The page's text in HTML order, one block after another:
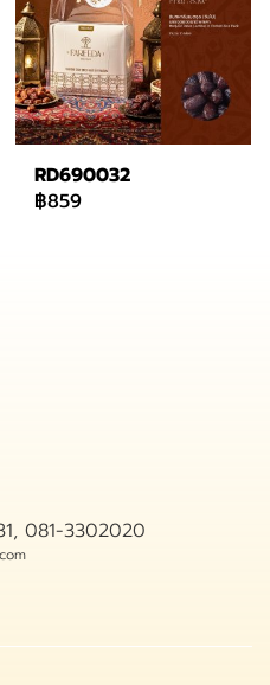
RD690032
฿859
081-3302020